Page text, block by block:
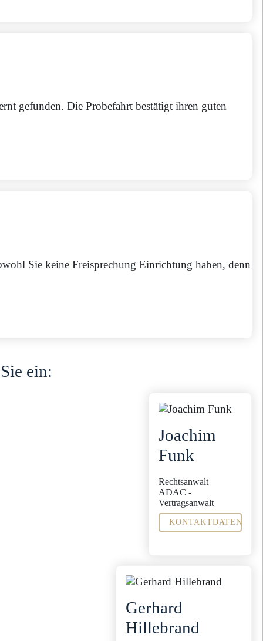
gefunden. Die Probefahrt bestätigt ihren guten
Sie keine Freisprechung Einrichtung haben, denn
ein:
Joachim
Funk
Rechtsanwalt
ADAC -
Vertragsanwalt
KONTAKTDATEN
Sekretariat
j.tisler@steinbachpartner.de
04321 - 9965 -24
Gerhard
Hillebrand